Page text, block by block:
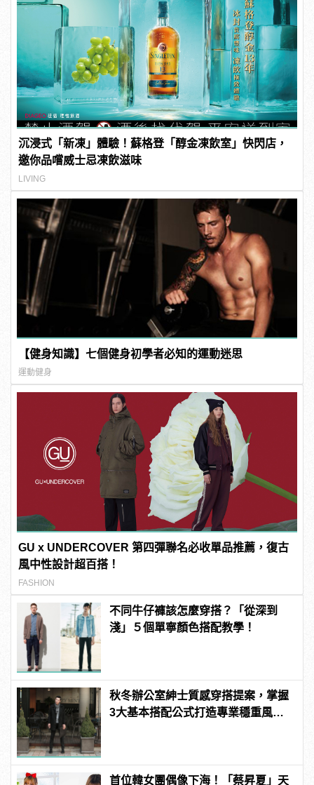
沉浸式「新凍」體驗！蘇格登「醇金凍飲室」快閃店，
邀你品嚐威士忌凍飲滋味
LIVING
【健身知識】七個健身初學者必知的運動迷思
運動健身
GU x UNDERCOVER 第四彈聯名必收單品推薦，復古
風中性設計超百搭！
FASHION
不同牛仔褲該怎麼穿搭？「從深到
淺」５個單寧顏色搭配教學！
秋冬辦公室紳士質感穿搭提案，掌握
3大基本搭配公式打造專業穩重風
首位韓女團偶像下海！「蔡昇夏」天